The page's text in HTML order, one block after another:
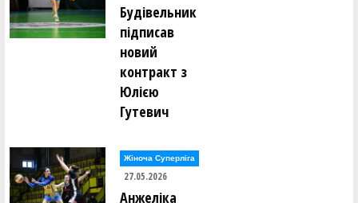
Денис Івахнін ()
Ігор Іващенко ()
Антон Івченко ()
Станіслав Каковкін ()
Олексій Калашніков ()
Даніїл Карпов ()
Владислав Кікоть ()
Ігор Кісліцин ()
Антон Кітаєв ()
Будівельник
підписав
новий
контракт з
Юлією
Гутевич
Жіноча Суперліга
27.05.2026
Анжеліка